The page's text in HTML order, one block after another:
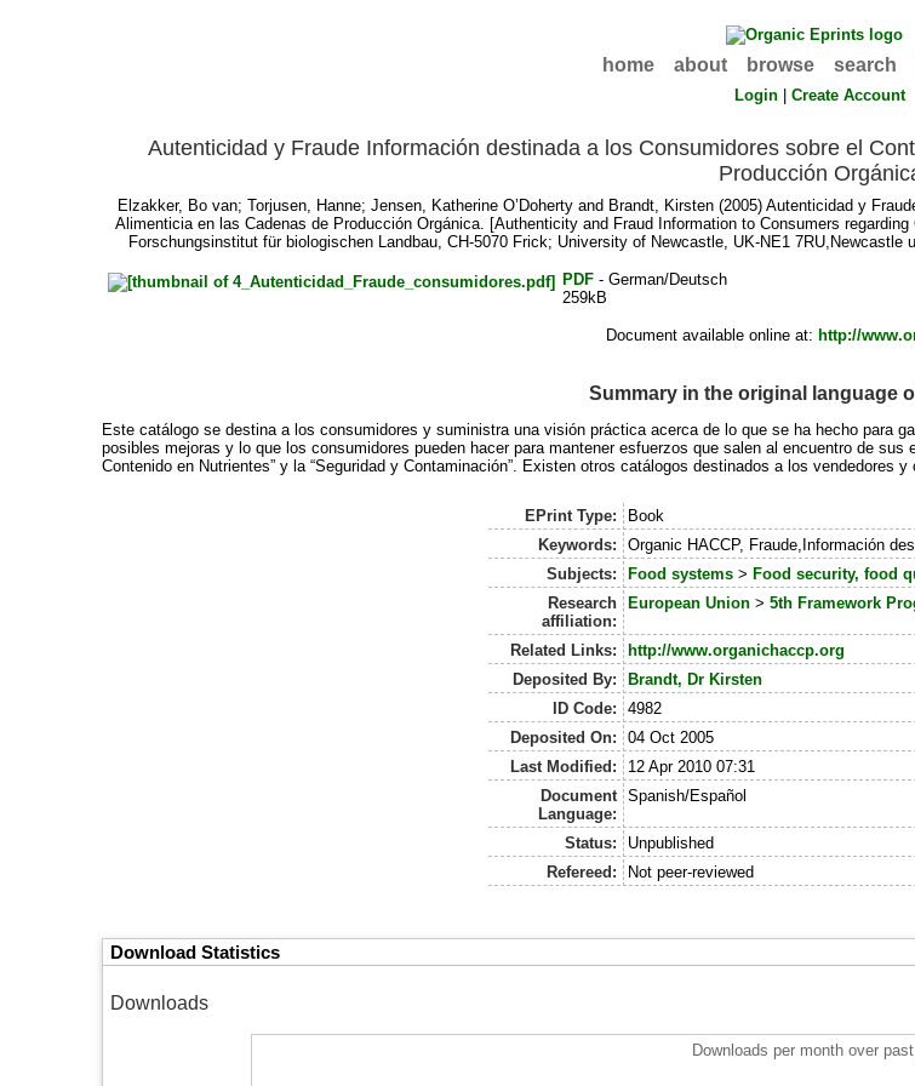
home about browse search
Login |Create Account
Autenticidad y Fraude Información destinada a los Consumidores sobre el
Producción
Elzakker, Bo van;Torjusen, Hanne;Jensen, Katherine O’Doherty and Brandt, Kirsten (2005) Autenticidad y
Alimenticia en las Cadenas de Producción Orgánica. [Authenticity and Fraud Information to Consumers
Forschungsinstitut für biologischen Landbau, CH-5070 Frick; University of Newcastle, UK-NE1
PDF- German/Deutsch
259kB
Document available online at: http://
Summary in the original language
Este catálogo se destina a los consumidores y suministra una visión práctica acerca de lo que se ha hecho para
posibles mejoras y lo que los consumidores pueden hacer para mantener esfuerzos que salen al encuentro de
Contenido en Nutrientes” y la “Seguridad y Contaminación”. Existen otros catálogos destinados a los vendedores
EPrint Type:
Book
Keywords:
Organic HACCP, Fraude,Información
Subjects:
Food systems > Food security, food
Research
affiliation:
European Union >5th Framework
Related Links:
http://www.organichaccp.org
Deposited By:
Brandt, Dr Kirsten
ID Code:
4982
Deposited On:
04 Oct 2005
Last Modified:
12 Apr 2010 07:31
Document
Language:
Spanish/Español
Status:
Unpublished
Refereed:
Not peer-reviewed
Download Statistics
Downloads
Downloads per month over